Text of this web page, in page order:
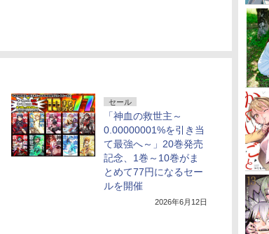
セール
「神血の救世主～
0.00000001%を引き当
て最強へ～」20巻発売
記念、1巻～10巻がま
とめて77円になるセー
ルを開催
2026年6月12日